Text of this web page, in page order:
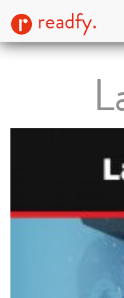
readfy.